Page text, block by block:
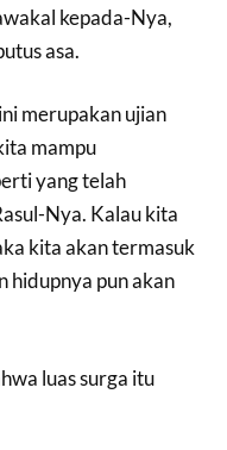
kepada-Nya,
asa.
merupakan ujian
mampu
yang telah
Nya. Kalau kita
kita akan termasuk
hidupnya pun akan
luas surga itu